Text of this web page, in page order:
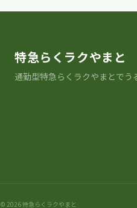
特急らくラクやまと
通勤型特急らくラクやまとでう
© 2026 特急らくラクやまと